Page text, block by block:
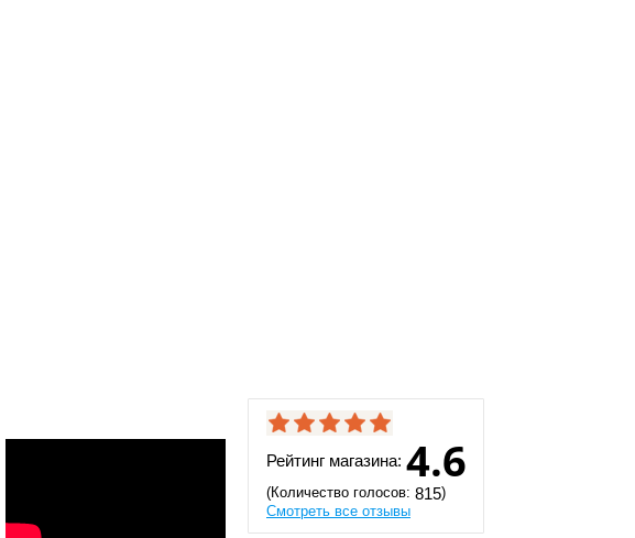
Рейтинг магазина: 4.6
(Количество голосов: 815)
Смотреть все отзывы